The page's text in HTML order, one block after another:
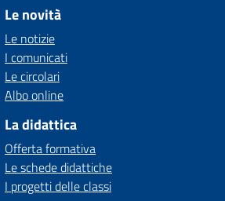
Le novità
Le notizie
I comunicati
Le circolari
Albo online
La didattica
Offerta formativa
Le schede didattiche
I progetti delle classi